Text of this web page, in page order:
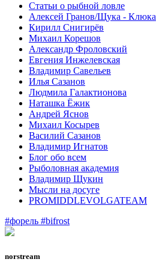
Статьи о рыбной ловле
Алексей Гранов/Щука - Клюка
Кирилл Снигирёв
Михаил Корешов
Александр Фроловский
Евгения Инжелевская
Владимир Савельев
Илья Сазанов
Людмила Галактионова
Наташка Ёжик
Андрей Яснов
Михаил Косырев
Василий Сазанов
Владимир Игнатов
Блог обо всем
Рыболовная академия
Владимир Щукин
Мысли на досуге
PROMIDDLEVOLGATEAM
#форель #bifrost
norstream